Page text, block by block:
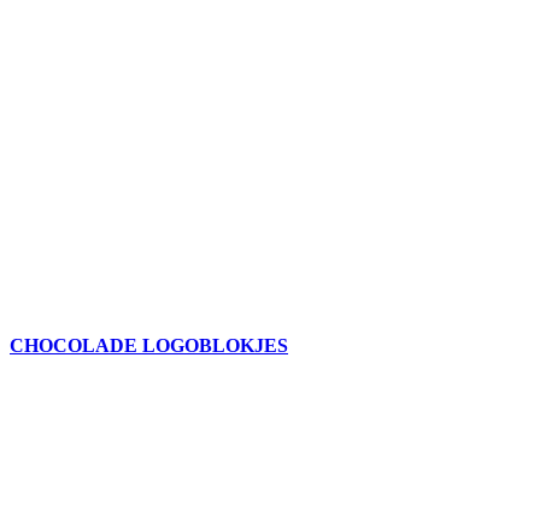
CHOCOLADE LOGOBLOKJES